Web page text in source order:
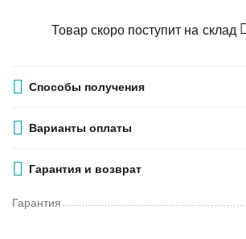
Товар скоро поступит на склад
Способы получения
Варианты оплаты
Гарантия и возврат
Гарантия